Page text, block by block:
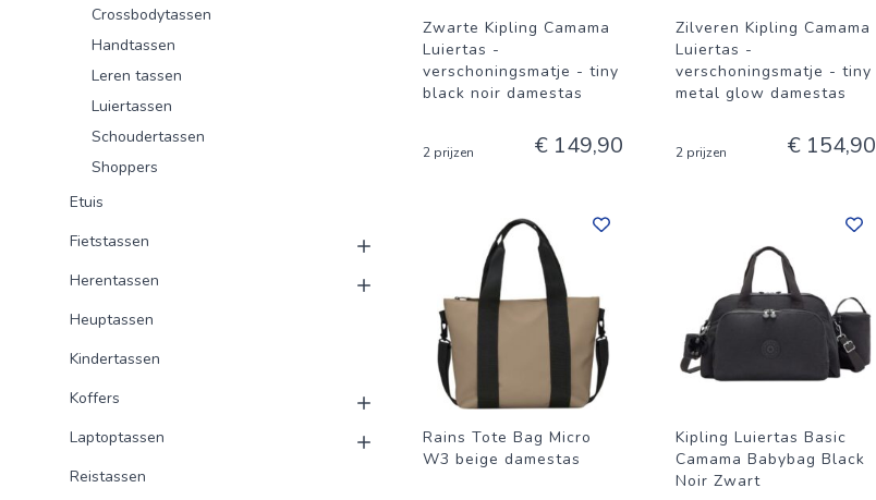
Crossbodytassen
Handtassen
Leren tassen
Luiertassen
Schoudertassen
Shoppers
Etuis
Fietstassen
Herentassen
Heuptassen
Kindertassen
Koffers
Laptoptassen
Reistassen
Zwarte Kipling Camama
Luiertas -
verschoningsmatje - tiny
black noir damestas
2 prijzen € 149,90
Zilveren Kipling Camama
Luiertas -
verschoningsmatje - tiny
metal glow damestas
2 prijzen € 154,90
Rains Tote Bag Micro
W3 beige damestas
Kipling Luiertas Basic
Camama Babybag Black
Noir Zwart